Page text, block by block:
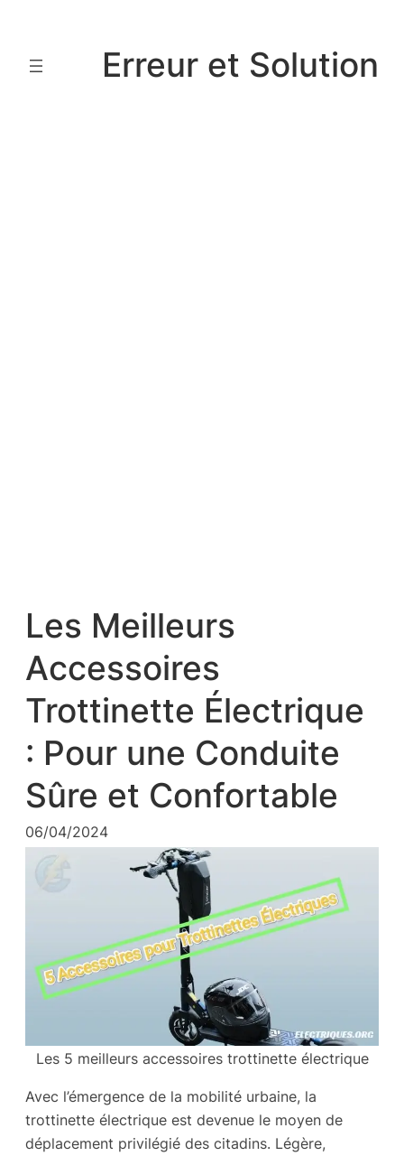
contenu
Erreur et Solution
Les Meilleurs
Accessoires
Trottinette Électrique
: Pour une Conduite
Sûre et Confortable
06/04/2024
Les 5 meilleurs accessoires trottinette électrique
Avec l’émergence de la mobilité urbaine, la
trottinette électrique est devenue le moyen de
déplacement privilégié des citadins. Légère,